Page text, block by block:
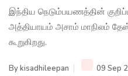
இந்திய நெடும்பயணத்தின்
அத்தியாயம் அசாம் மாநிலம்
கூறுகிறது.
Bykisadhileepan
09 Sep